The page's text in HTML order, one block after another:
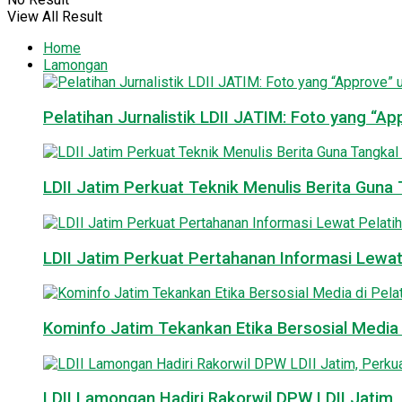
View All Result
Home
Lamongan
Pelatihan Jurnalistik LDII JATIM: Foto yang
LDII Jatim Perkuat Teknik Menulis Berita Guna
LDII Jatim Perkuat Pertahanan Informasi
Kominfo Jatim Tekankan Etika Bersosial